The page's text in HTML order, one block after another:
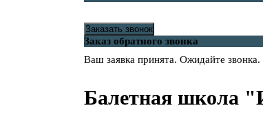
Заказать звонок
Заказ обратного звонка
Ваш заявка принята. Ожидайте звонка.
Балетная школа